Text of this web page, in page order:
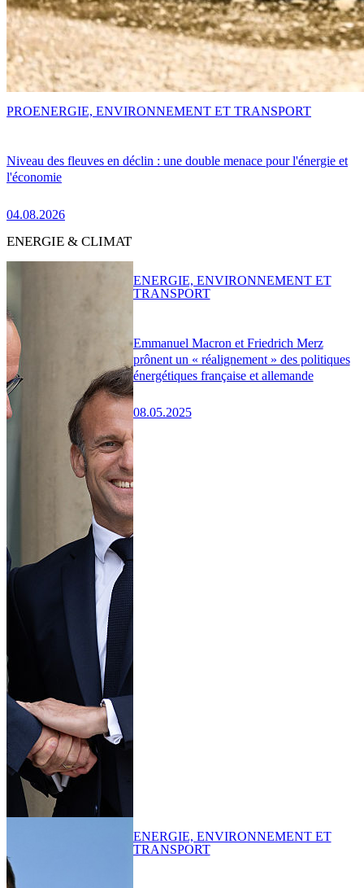
Niveau des fleuves en déclin : une double menace pour l'énergie et
l'économie
04.08.2026
PROENERGIE, ENVIRONNEMENT ET TRANSPORT
ENERGIE & CLIMAT
Emmanuel Macron et Friedrich Merz
prônent un « réalignement » des politiques
énergétiques française et allemande
08.05.2025
ENERGIE, ENVIRONNEMENT ET
TRANSPORT
ENERGIE, ENVIRONNEMENT ET
TRANSPORT